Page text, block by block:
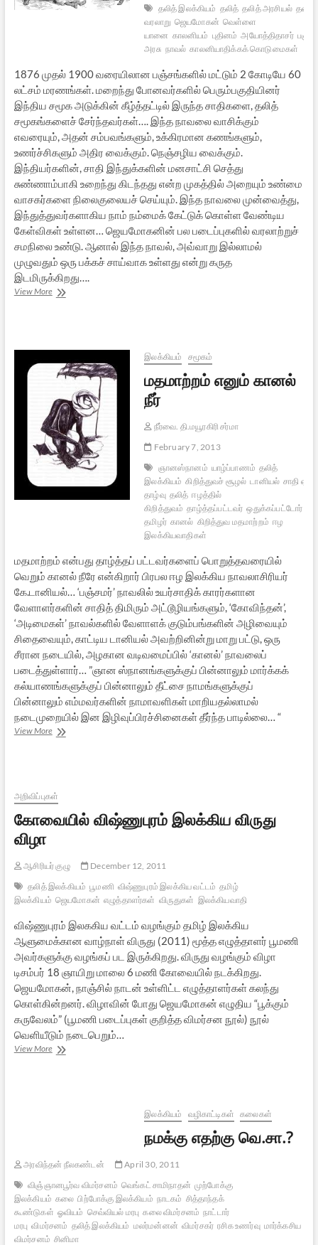
தலித் இலக்கியம் தலித் தலித் அரசியல் தலித்
வரலாறு ஜெயமோகன் வெள்ளை
யானை காலனியம் புதினம் அயோத்திதாசர்
அரசு நாவல் காலனியாதிக்கக் கொடுமைகள்
1876 முதல் 1900 வரையிலான பஞ்சங்களில் மட்டும் 2 கோடியே 60
லட்சம் மரணங்கள். மறைந்து போனவர்களில் பெரும்பகுதியினர்
இந்திய சமூக அடுக்கின் கீழ்த்தட்டில் இருந்த சாதிகளை, தலித்
சமூகங்களைச் சேர்ந்தவர்கள்…. இந்த நாவலை வாசிக்கும்
எவரையும், அதன் சம்பவங்களும், உக்கிரமான கணங்களும்,
உணர்ச்சிகளும் அதிர வைக்கும். நெஞ்சழிய வைக்கும்.
இந்தியர்களின், சாதி இந்துக்களின் மனசாட்சி செத்து
சுண்ணாம்பாகி உறைந்து கிடந்தது என்ற முகத்தில் அறையும் உண்மை
வாசகர்களை நிலைகுலையச் செய்யும். இந்த நாவலை முன்வைத்து,
இந்துத்துவர்களாகிய நாம் நம்மைக் கேட்டுக் கொள்ள வேண்டிய
கேள்விகள் உள்ளன… ஜெயமோகனின் பல படைப்புகளில் வரலாற்றுச்
சமநிலை உண்டு. ஆனால் இந்த நாவல், அவ்வாறு இல்லாமல்
முழுவதும் ஒரு பக்கச் சாய்வாக உள்ளது என்று கருத
இடமிருக்கிறது….
View Moreஅழிவின்
யானை
இலக்கியம் சமூகம்
மதமாற்றம் எனும் கானல்
நீர்
நீர்வை. தி.மயூரகிரி சர்மா
February 7, 2013
ஞானஸ்நானம் யாழ்ப்பாணம் தலித்
இலக்கியம் கிறித்துவச் சூழல் டானியல் சாதி
தாழ்வு தலித் ஈழத்தில்
கிறித்துவம் தாழ்த்தப்பட்டவர் ஒதுக்கப்பட்டோர்
தமிழர் கானல் கிறித்துவ மதமாற்றம் ஈழ
இலக்கியவாதிகள்
மதமாற்றம் என்பது தாழ்த்தப் பட்டவர்களைப் பொறுத்தவரையில்
வெறும் கானல் நீரே என்கிறார் பிரபல ஈழ இலக்கிய நாவலாசிரியர்
கே.டானியல்… ‘பஞ்சமர்’ நாவலில் உயர்சாதிக் காரர்களான
வேளாளர்களின் சாதித் திமிரும் அட்டூழியங்களும், ‘கோவிந்தன்’,
‘அடிமைகள்’ நாவல்களில் வேளாளக் குடும்பங்களின் அழிவையும்
சிதைவையும், காட்டிய டானியல் அவற்றினின்று மாறு பட்டு, ஒரு
சீரான நடையில், அழகான வடிவமைப்பில் ‘கானல்’ நாவலைப்
படைத்துள்ளார்… ”ஞான ஸ்நானங்களுக்குப் பின்னாலும் மார்க்கக்
கல்யாணங்களுக்குப் பின்னாலும் தீட்சை நாமங்களுக்குப்
பின்னாலும் எம்மவர்களின் நாமாவளிகள் மாறியதல்லாமல்
நடைமுறையில் இன இழிவுப்பிரச்சினைகள் தீர்ந்த பாடில்லை… “
View Moreமதமாற்றம்
அறிவிப்புகள்
கோவையில் விஷ்ணுபுரம் இலக்கிய விருது
விழா
ஆசிரியர் குழு
December 12, 2011
தலித் இலக்கியம் பூமணி விஷ்ணுபுரம் இலக்கிய வட்டம் தமிழ்
இலக்கியம் ஜெயமோகன் எழுத்தாளர்கள் விருதுகள் இலக்கியவாதி
விஷ்ணுபுரம் இலககிய வட்டம் வழங்கும் தமிழ் இலக்கிய
ஆளுமைக்கான வாழ்நாள் விருது (2011) மூத்த எழுத்தாளர் பூமணி
அவர்களுக்கு வழங்கப் பட இருக்கிறது. விருது வழங்கும் விழா
டிசம்பர் 18 ஞாயிறு மாலை 6 மணி கோவையில் நடக்கிறது.
ஜெயமோகன், நாஞ்சில் நாடன் உள்ளிட்ட எழுத்தாளர்கள் கலந்து
கொள்கின்றனர். விழாவின் போது ஜெயமோகன் எழுதிய “பூக்கும்
கருவேலம்” (பூமணி படைப்புகள் குறித்த விமர்சன நூல்) நூல்
வெளியீடும் நடைபெறும்…
View Moreகோவையில்
இலக்கியம்
வழிகாட்டிகள் கலைகள்
நமக்கு எதற்கு வெ.சா.?
அரவிந்தன் நீலகண்டன்
April 30, 2011
விஞ்ஞானபூர்வ விமர்சனம் வெங்கட் சாமிநாதன் முற்போக்கு
இலக்கியம் கலை பிற்போக்கு இலக்கியம் நாடகம் சித்தாந்தக்
கூண்டுகள் ஓவியம் செவ்வியல் மரபு கலை விமர்சனம் நாட்டார்
மரபு விமர்சனம் தலித் இலக்கியம் மலர்மன்னன் விமர்சகர் ரசிக உணர்வு மார்க்கசிய
விமர்சனம் சினிமா